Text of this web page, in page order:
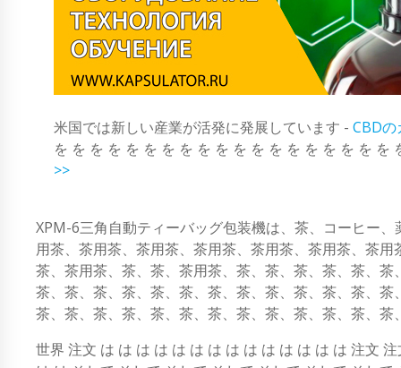
米国では新しい産業が活発に発展しています - CBD
を を を を を を を を を を を を を を を を を を
>>
XPM-6三角自動ティーバッグ包装機は、茶、コーヒー
用茶、茶用茶、茶用茶、茶用茶、茶用茶、茶用茶、茶
茶、茶用茶、茶、茶、茶用茶、茶、茶、茶、茶、茶、
茶、茶、茶、茶、茶、茶、茶、茶、茶、茶、茶、茶、
茶、茶、茶、茶、茶、茶、茶、茶、茶、茶、茶、茶、
世界 注文 は は は は は は は は は は は は は は 注文